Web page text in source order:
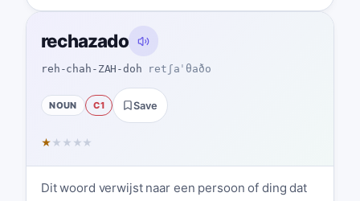
rechazado
reh-chah-ZAH-doh retʃaˈθaðo
NOUN C1 Save
★ ★ ★ ★ ★
Dit woord verwijst naar een persoon of ding dat